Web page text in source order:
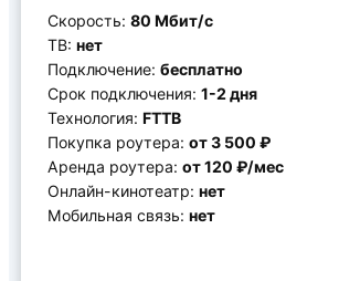
Скорость: 80 Мбит/с
ТВ: нет
Подключение: бесплатно
Срок подключения: 1-2 дня
Технология: FTTB
Покупка роутера: от 3 500 ₽
Аренда роутера: от 120 ₽/мес
Онлайн-кинотеатр: нет
Мобильная связь: нет